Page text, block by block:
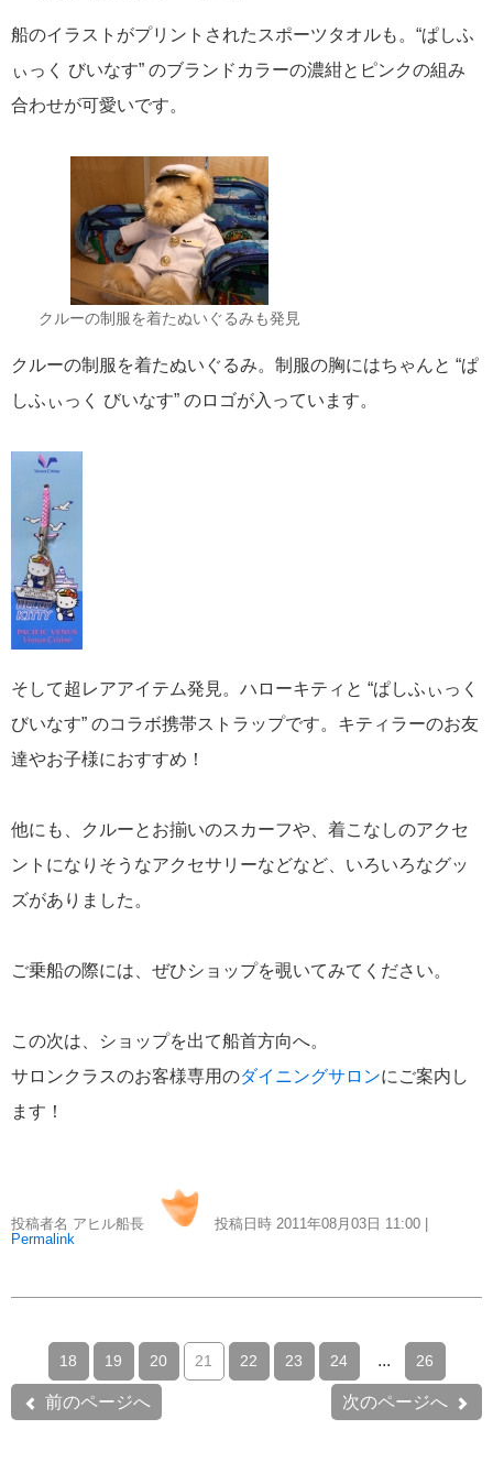
船のイラストがプリントされたスポーツタオルも。“ぱしふ
ぃっく びいなす” のブランドカラーの濃紺とピンクの組み
合わせが可愛いです。
クルーの制服を着たぬいぐるみも発見
クルーの制服を着たぬいぐるみ。制服の胸にはちゃんと “ぱ
しふぃっく びいなす” のロゴが入っています。
そして超レアアイテム発見。ハローキティと “ぱしふぃっく
びいなす” のコラボ携帯ストラップです。キティラーのお友
達やお子様におすすめ！
他にも、クルーとお揃いのスカーフや、着こなしのアクセ
ントになりそうなアクセサリーなどなど、いろいろなグッ
ズがありました。
ご乗船の際には、ぜひショップを覗いてみてください。
この次は、ショップを出て船首方向へ。
サロンクラスのお客様専用のダイニングサロンにご案内し
ます！
投稿者名 アヒル船長 投稿日時 2011年08月03日 11:00
Permalink
前のページへ 次のページへ
18 19 20 21 22 23 24 ... 26